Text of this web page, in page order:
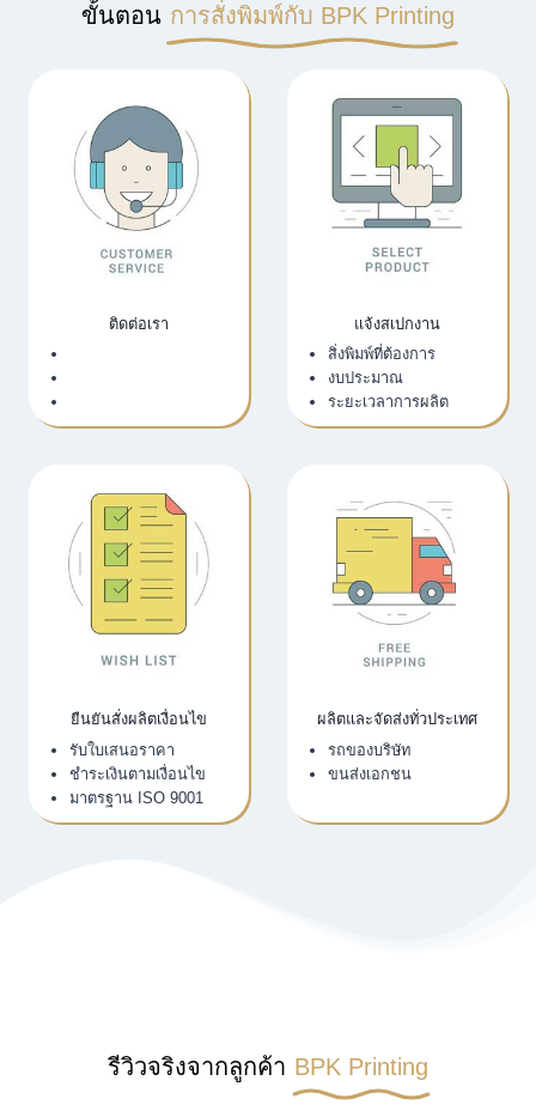
ขั้นตอน การสั่งพิมพ์กับ BPK Printing
ติดต่อเรา
แจ้งสเปกงาน
สิ่งพิมพ์ที่ต้องการ
งบประมาณ
ระยะเวลาการผลิต
ยืนยันสั่งผลิตเงื่อนไข
รับใบเสนอราคา
ชำระเงินตามเงื่อนไข
มาตรฐาน ISO 9001
ผลิตและจัดส่งทั่วประเทศ
รถของบริษัท
ขนส่งเอกชน
รีวิวจริงจากลูกค้า BPK Printing